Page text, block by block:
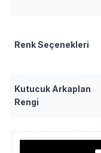
Renk Seçenekleri
Kutucuk Arkaplan
Rengi